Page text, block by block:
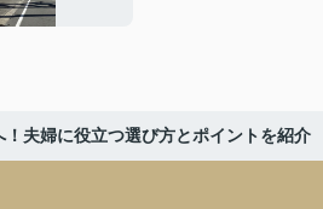
夫婦に役立つ選び方とポイントを紹介